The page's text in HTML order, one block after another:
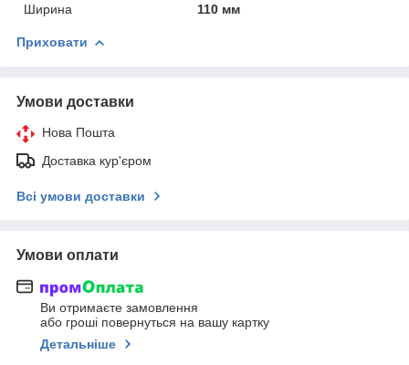
Ширина
110 мм
Приховати
Умови доставки
Нова Пошта
Доставка кур'єром
Всі умови доставки
Умови оплати
Ви отримаєте замовлення
або гроші повернуться на вашу картку
Детальніше